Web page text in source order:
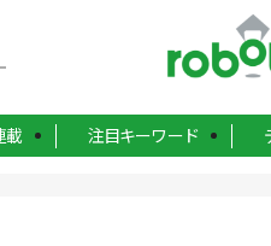
載 注目キーワード